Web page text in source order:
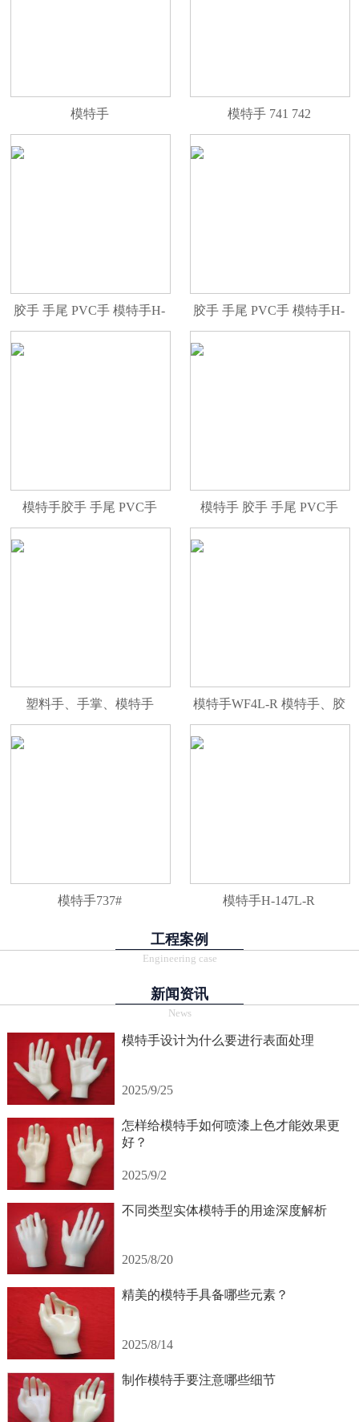
模特手 模特手 741 742
胶手 手尾 PVC手 模特手H-
148CL-R
胶手 手尾 PVC手 模特手H-
149L-R
模特手胶手 手尾 PVC手
WF9R
模特手 胶手 手尾 PVC手
WF4CL-ER
塑料手、手掌、模特手
WF4AL-R
模特手WF4L-R 模特手、胶
手、手尾、PVC手、塑料
模特手737# 模特手H-147L-R
工程案例
Engineering case
新闻资讯
News
模特手设计为什么要进行表面处理
2025/9/25
怎样给模特手如何喷漆上色才能效果更
好？
2025/9/2
不同类型实体模特手的用途深度解析
2025/8/20
精美的模特手具备哪些元素？
2025/8/14
制作模特手要注意哪些细节